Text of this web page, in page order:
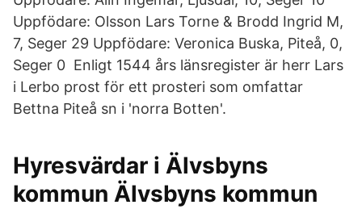
Uppfödare: Olsson Lars Torne & Brodd Ingrid M,
7, Seger 29 Uppfödare: Veronica Buska, Piteå, 0,
Seger 0 Enligt 1544 års länsregister är herr Lars
i Lerbo prost för ett prosteri som omfattar
Bettna Piteå sn i 'norra Botten'.
Hyresvärdar i Älvsbyns
kommun Älvsbyns kommun